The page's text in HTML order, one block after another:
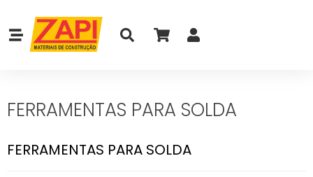
FERRAMENTAS PARA SOLDA
FERRAMENTAS PARA SOLDA